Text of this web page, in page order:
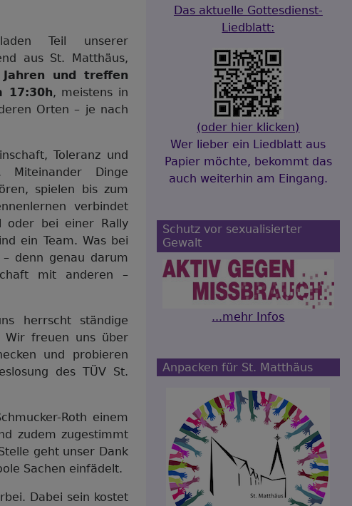
Teil unserer
aus St. Matthäus,
Jahren und treffen
17:30h, meistens in
Orten – je nach
Toleranz und
Miteinander Dinge
spielen bis zum
verbindet
oder bei einer Rally
ein Team. Was bei
denn genau darum
mit anderen –
herrscht ständige
Wir freuen uns über
und probieren
des TÜV St.
Roth einem
zudem zugestimmt
geht unser Dank
Sachen einfädelt.
Dabei sein kostet
Das aktuelle Gottesdienst-
Liedblatt:
(oder hier klicken)
Wer lieber ein Liedblatt aus
Papier möchte, bekommt das
auch weiterhin am Eingang.
Schutz vor sexualisierter
Gewalt
...mehr Infos
Anpacken für St. Matthäus